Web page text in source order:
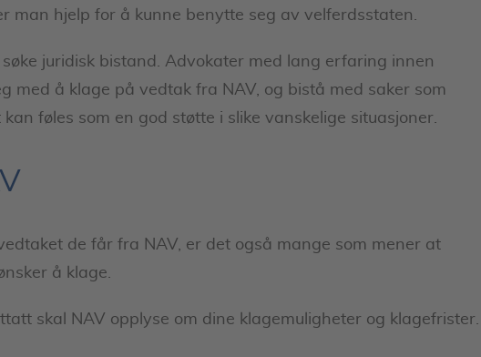
man hjelp for å kunne benytte seg av velferdsstaten.
juridisk bistand. Advokater med lang erfaring innen
med å klage på vedtak fra NAV, og bistå med saker som
føles som en god støtte i slike vanskelige situasjoner.
de får fra NAV, er det også mange som mener at
å klage.
skal NAV opplyse om dine klagemuligheter og klagefrister.